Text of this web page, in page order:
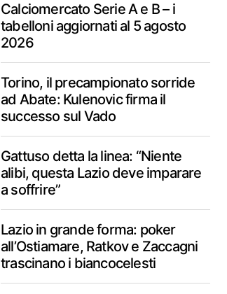
Calciomercato Serie A e B – i
tabelloni aggiornati al 5 agosto
2026
Torino, il precampionato sorride
ad Abate: Kulenovic firma il
successo sul Vado
Gattuso detta la linea: “Niente
alibi, questa Lazio deve imparare
a soffrire”
Lazio in grande forma: poker
all’Ostiamare, Ratkov e Zaccagni
trascinano i biancocelesti